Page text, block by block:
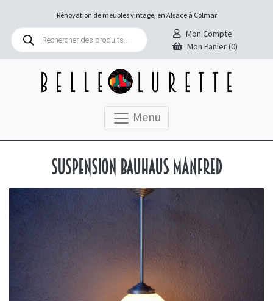
Rénovation de meubles vintage, en Alsace à Colmar
Recherche
produits
Mon Compte
Mon Panier (0)
Menu
Suspension Bauhaus Manfred